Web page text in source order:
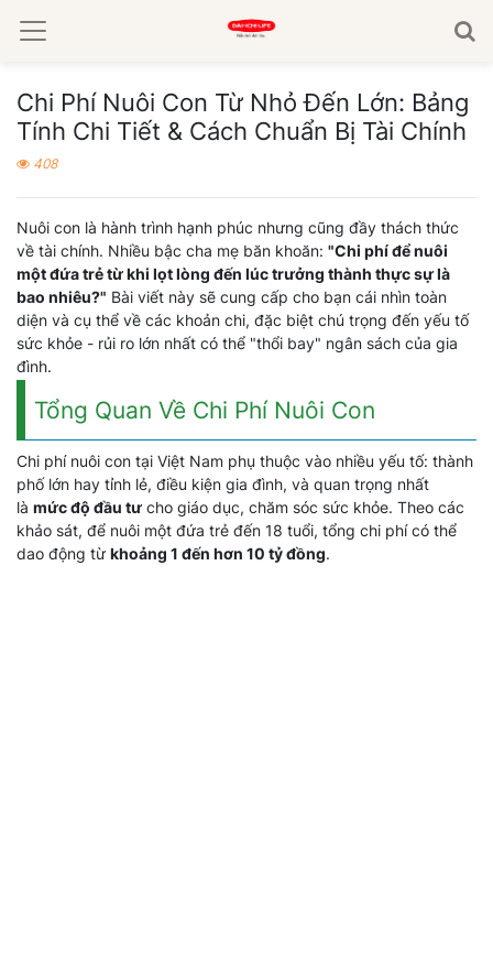
Chi Phí Nuôi Con Từ Nhỏ Đến Lớn: Bảng
Tính Chi Tiết & Cách Chuẩn Bị Tài Chính
408
Nuôi con là hành trình hạnh phúc nhưng cũng đầy thách thức
về tài chính. Nhiều bậc cha mẹ băn khoăn: "Chi phí để nuôi
một đứa trẻ từ khi lọt lòng đến lúc trưởng thành thực sự là
bao nhiêu?" Bài viết này sẽ cung cấp cho bạn cái nhìn toàn
diện và cụ thể về các khoản chi, đặc biệt chú trọng đến yếu tố
sức khỏe - rủi ro lớn nhất có thể "thổi bay" ngân sách của gia
đình.
Tổng Quan Về Chi Phí Nuôi Con
Chi phí nuôi con tại Việt Nam phụ thuộc vào nhiều yếu tố: thành
phố lớn hay tỉnh lẻ, điều kiện gia đình, và quan trọng nhất
là mức độ đầu tư cho giáo dục, chăm sóc sức khỏe. Theo các
khảo sát, để nuôi một đứa trẻ đến 18 tuổi, tổng chi phí có thể
dao động từ khoảng 1 đến hơn 10 tỷ đồng.